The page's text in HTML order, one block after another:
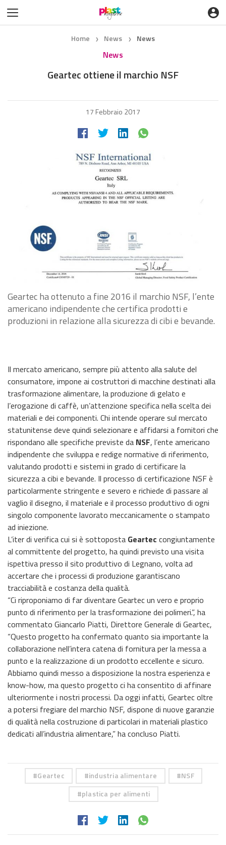
Home ❯ News ❯ News
News
Geartec ottiene il marchio NSF
17 Febbraio 2017
Geartec ha ottenuto a fine 2016 il marchio NSF, l’ente
americano indipendente che certifica prodotti e
produzioni in relazione alla sicurezza di cibi e bevande.
Il mercato americano, sempre più attento alla salute del
consumatore, impone ai costruttori di macchine destinati alla
trasformazione alimentare, la produzione di gelato e
l’erogazione di caffè, un’attenzione specifica nella scelta dei
materiali e dei componenti. Chi intende operare sul mercato
statunitense deve quindi selezionare e affidarsi a fornitori che
rispondano alle specifiche previste da NSF, l’ente americano
indipendente che sviluppa e redige normative di riferimento,
valutando prodotti e sistemi in grado di certificare la
sicurezza a cibi e bevande. Il processo di certificazione NSF è
particolarmente stringente e severo e richiede di passare al
vaglio il disegno, il materiale e il processo produttivo di ogni
singolo componente lavorato meccanicamente o stampato
ad iniezione.
L’iter di verifica cui si è sottoposta Geartec congiuntamente
al committente del progetto, ha quindi previsto una visita
ispettiva presso il sito produttivo di Legnano, volta ad
accertare che i processi di produzione garantiscano
tracciabilità e costanza della qualità.
“Ci riproponiamo di far diventare Geartec un vero e proprio
punto di riferimento per la trasformazione dei polimeri.”, ha
commentato Giancarlo Piatti, Direttore Generale di Geartec,
“Questo progetto ha confermato quanto sia importante la
collaborazione nell’intera catena di fornitura per la messa a
punto e la realizzazione di un prodotto eccellente e sicuro.
Abbiamo quindi messo a disposizione la nostra esperienza e
know-how, ma questo progetto ci ha consentito di affinare
ulteriormente i nostri processi. Da oggi infatti, Geartec oltre
a potersi fregiare del marchio NSF, dispone di nuove garanzie
di qualità nella costruzione di particolari in materiali plastico
dedicati all’industria alimentare,” ha concluso Piatti.
Geartec industria alimentare
NSF
plastica per alimenti